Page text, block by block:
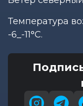
Температура
-6_-11°С.